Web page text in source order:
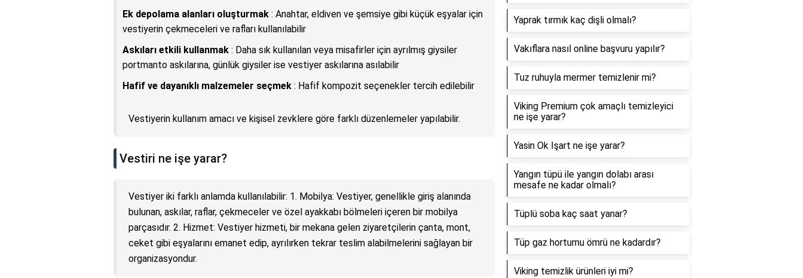
Ek depolama alanları oluşturmak : Anahtar, eldiven ve şemsiye gibi küçük eşyalar için
vestiyerin çekmeceleri ve rafları kullanılabilir
Askıları etkili kullanmak : Daha sık kullanılan veya misafirler için ayrılmış giysiler
portmanto askılarına, günlük giysiler ise vestiyer askılarına asılabilir
Hafif ve dayanıklı malzemeler seçmek : Hafif kompozit seçenekler tercih edilebilir
Vestiyerin kullanım amacı ve kişisel zevklere göre farklı düzenlemeler yapılabilir.
Vestiri ne işe yarar?
Vestiyer iki farklı anlamda kullanılabilir: 1. Mobilya: Vestiyer, genellikle giriş alanında
bulunan, askılar, raflar, çekmeceler ve özel ayakkabı bölmeleri içeren bir mobilya
parçasıdır. 2. Hizmet: Vestiyer hizmeti, bir mekana gelen ziyaretçilerin çanta, mont,
ceket gibi eşyalarını emanet edip, ayrılırken tekrar teslim alabilmelerini sağlayan bir
organizasyondur.
Yaprak tırmık kaç dişli olmalı?
Vakıflara nasıl online başvuru yapılır?
Tuz ruhuyla mermer temizlenir mi?
Viking Premium çok amaçlı temizleyici
ne işe yarar?
Yasin Ok Işart ne işe yarar?
Yangın tüpü ile yangın dolabı arası
mesafe ne kadar olmalı?
Tüplü soba kaç saat yanar?
Tüp gaz hortumu ömrü ne kadardır?
Viking temizlik ürünleri iyi mi?